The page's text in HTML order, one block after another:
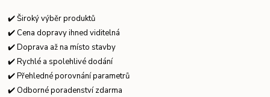
✔️ Široký výběr produktů
✔️ Cena dopravy ihned viditelná
✔️ Doprava až na místo stavby
✔️ Rychlé a spolehlivé dodání
✔️ Přehledné porovnání parametrů
✔️ Odborné poradenství zdarma